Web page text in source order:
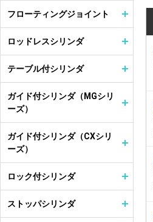
フローティングジョイント
ロッドレスシリンダ
テーブル付シリンダ
ガイド付シリンダ（MGシリ
ーズ）
ガイド付シリンダ（CXシリ
ーズ）
ロック付シリンダ
ストッパシリンダ